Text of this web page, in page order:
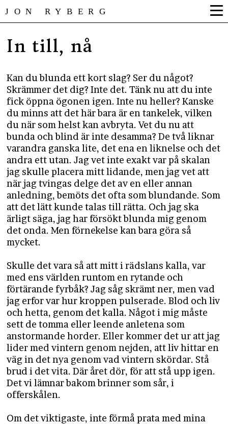
JON RYBERG
In till, nå
Kan du blunda ett kort slag? Ser du något?
Skrämmer det dig? Inte det. Tänk nu att du inte
fick öppna ögonen igen. Inte nu heller? Kanske
du minns att det här bara är en tankelek, vilken
du när som helst kan avbryta. Vet du nu att
bunda och blind är inte desamma? De två liknar
varandra ganska lite, det ena en liknelse och det
andra ett utan. Jag vet inte exakt var på skalan
jag skulle placera mitt lidande, men jag vet att
när jag tvingas delge det av en eller annan
anledning, bemöts det ofta som blundande. Som
att det lätt kunde talas till rätta. Och jag ska
ärligt säga, jag har försökt blunda mig genom
det onda. Men förnekelse kan bara göra så
mycket.
Skulle det vara så att mitt i rädslans kalla, var
med ens världen runtom en rytande och
förtärande fyrbåk? Jag såg skrämt ner, men vad
jag erfor var hur kroppen pulserade. Blod och liv
och hetta, genom det kalla. Något i mig måste
sett de tomma eller leende anletena som
anstormande horder. Eller kommer det ur att jag
lider med vintern genom nejden, att liv hittar en
väg in det nya genom vad vintern skördar. Stå
brud i det vita. Där året dör, för att stå upp igen.
Det vi lämnar bakom brinner som sår, i
offerskålen.
Om det viktigaste, inte förmå prata med mina